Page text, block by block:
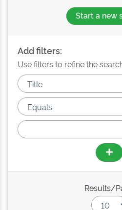
Start a new
Add filters:
Use filters to refine the
Results/